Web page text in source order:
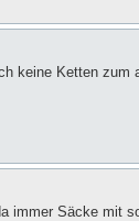
keine Ketten zum
immer Säcke mit